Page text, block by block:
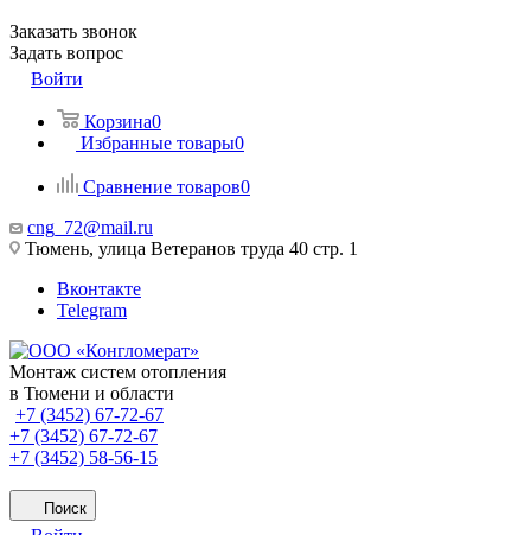
Заказать звонок
Задать вопрос
Войти
Корзина0
Избранные товары0
Сравнение товаров0
cng_72@mail.ru
Тюмень, улица Ветеранов труда 40 стр. 1
Вконтакте
Telegram
Монтаж систем отопления
в Тюмени и области
+7 (3452) 67-72-67
+7 (3452) 67-72-67
+7 (3452) 58-56-15
Поиск